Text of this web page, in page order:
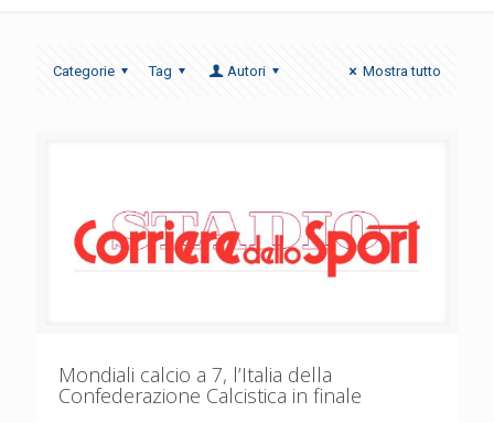
Categorie Tag Autori Mostra tutto
Mondiali calcio a 7, l’Italia della
Confederazione Calcistica in finale